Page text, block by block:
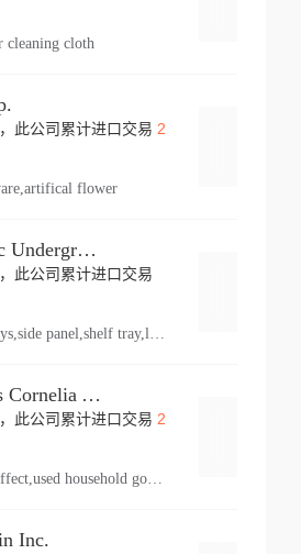
cleaning cloth
此公司累计进口交易 2
flower
Knapheide Kc Underground
此公司累计进口交易
Russell James Cornelia Arlington Va
此公司累计进口交易 2
personal effect,used household goods
Inc.